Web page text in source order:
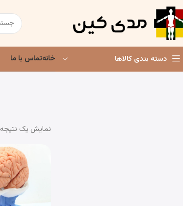
دسته بندی کالاها خانهتماس با ما
نمایش یک نتیجه